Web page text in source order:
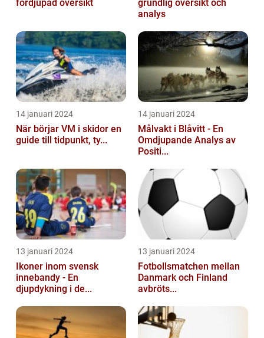
fördjupad översikt
grundlig översikt och
analys
14 januari 2024
När börjar VM i skidor en
guide till tidpunkt, ty...
14 januari 2024
Målvakt i Blåvitt - En
Omdjupande Analys av
Positi...
13 januari 2024
Ikoner inom svensk
innebandy - En
djupdykning i de...
13 januari 2024
Fotbollsmatchen mellan
Danmark och Finland
avbröts...